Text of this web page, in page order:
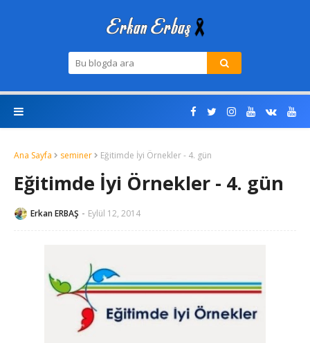
Ana Sayfa seminer Eğitimde İyi Örnekler - 4. gün
Eğitimde İyi Örnekler - 4. gün
Erkan ERBAŞ Eylül 12, 2014